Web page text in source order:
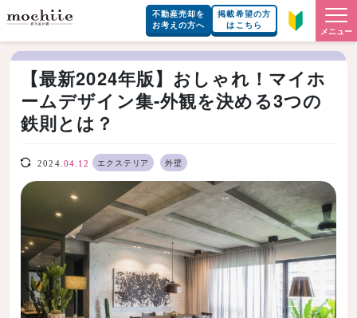
不動産売却を
お考えの方へ
掲載希望の方
はこちら
メニュー
【最新2024年版】おしゃれ！マイホ
ームデザイン集-外観を決める3つの
鉄則とは？
2024. 04.12 エクステリア 外壁